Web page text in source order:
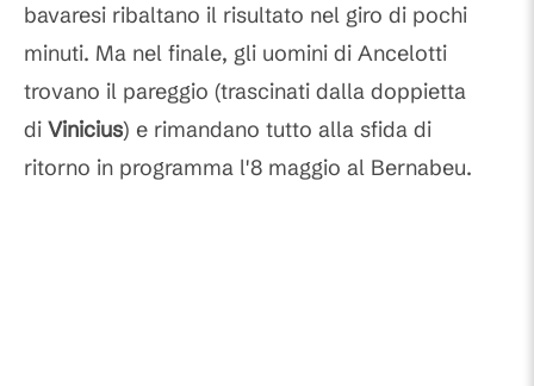
bavaresi ribaltano il risultato nel giro di pochi
minuti. Ma nel finale, gli uomini di Ancelotti
trovano il pareggio (trascinati dalla doppietta
di Vinicius) e rimandano tutto alla sfida di
ritorno in programma l'8 maggio al Bernabeu.